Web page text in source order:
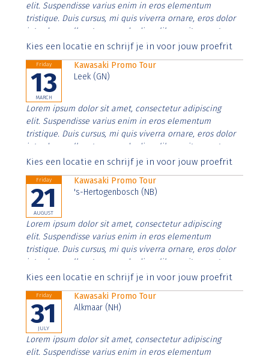
elit. Suspendisse varius enim in eros elementum
tristique. Duis cursus, mi quis viverra ornare, eros dolor
interdum nulla, ut commodo diam libero vitae erat.
Aenean faucibus nibh et justo cursus id rutrum lorem
Kies een locatie en schrijf je in voor jouw proefrit
Friday
13
MARCH
Kawasaki Promo Tour
Leek (GN)
Lorem ipsum dolor sit amet, consectetur adipiscing
elit. Suspendisse varius enim in eros elementum
tristique. Duis cursus, mi quis viverra ornare, eros dolor
interdum nulla, ut commodo diam libero vitae erat.
Aenean faucibus nibh et justo cursus id rutrum lorem
Kies een locatie en schrijf je in voor jouw proefrit
Friday
21
AUGUST
Kawasaki Promo Tour
's-Hertogenbosch (NB)
Lorem ipsum dolor sit amet, consectetur adipiscing
elit. Suspendisse varius enim in eros elementum
tristique. Duis cursus, mi quis viverra ornare, eros dolor
interdum nulla, ut commodo diam libero vitae erat.
Aenean faucibus nibh et justo cursus id rutrum lorem
Kies een locatie en schrijf je in voor jouw proefrit
Friday
31
JULY
Kawasaki Promo Tour
Alkmaar (NH)
Lorem ipsum dolor sit amet, consectetur adipiscing
elit. Suspendisse varius enim in eros elementum